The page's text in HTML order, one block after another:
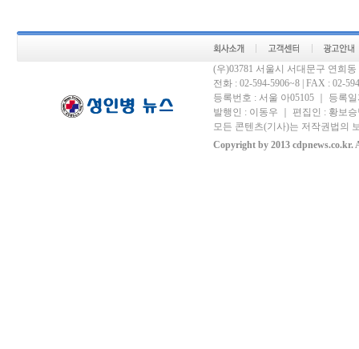
(우)03781 서울시 서대문구 연희
전화 : 02-594-5906~8 | FAX : 02-
등록번호 : 서울 아05105 ｜ 등록
발행인 : 이동우 ｜ 편집인 : 황보
모든 콘텐츠(기사)는 저작권법의
Copyright by 2013 cdpnews.co.kr.